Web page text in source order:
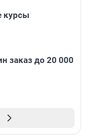
курсы
заказ до 20 000